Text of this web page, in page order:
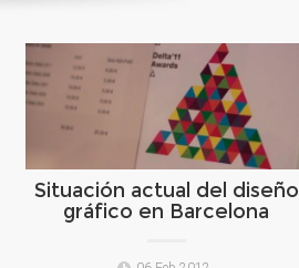
Situación actual del diseño
gráfico en Barcelona